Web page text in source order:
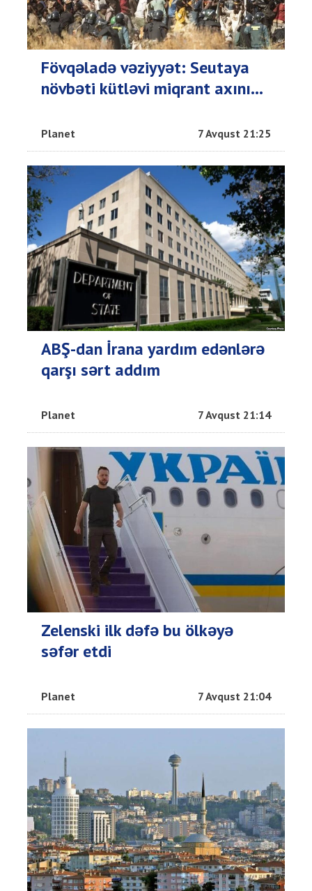
Fövqəladə vəziyyət: Seutaya
növbəti kütləvi miqrant axını...
Planet 7 Avqust 21:25
ABŞ-dan İrana yardım edənlərə
qarşı sərt addım
Planet 7 Avqust 21:14
Zelenski ilk dəfə bu ölkəyə
səfər etdi
Planet 7 Avqust 21:04